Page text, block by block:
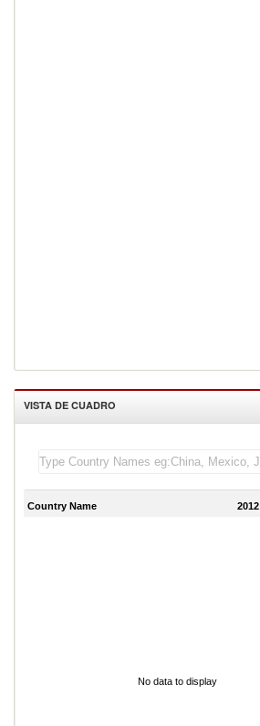
VISTA DE CUADRO
Country Name 2012
No data to display